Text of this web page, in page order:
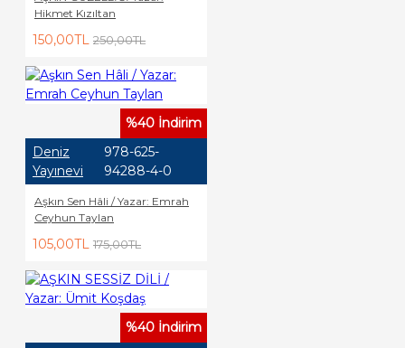
Hikmet Kızıltan
150,00TL 250,00TL
%40 İndirim
Deniz
Yayınevi
978-625-
94288-4-0
Aşkın Sen Hâli / Yazar: Emrah
Ceyhun Taylan
105,00TL 175,00TL
%40 İndirim